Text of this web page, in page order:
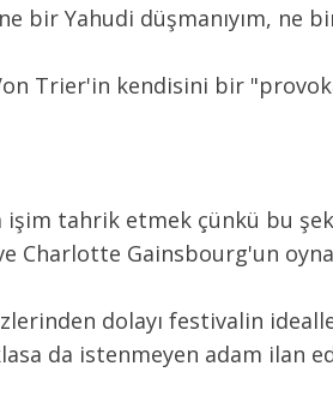
Yahudi düşmanıyım, ne
Trier'in kendisini bir
işim tahrik etmek çünkü bu
Gainsbourg'un
dolayı festivalin
da istenmeyen adam ilan